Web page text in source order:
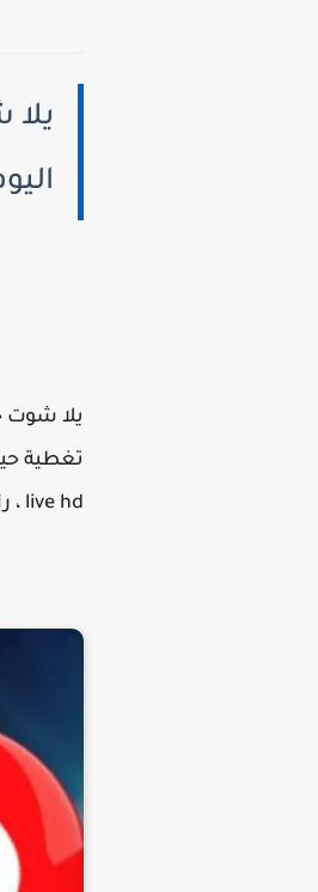
اليوم 10-10-2021 في تصفيات كأس
يلا شوت
live hd ، رابط مباراة تونس و موريتانيا Yalla shoot حصري بث مباشر مشاهدة مباراة تونس و موريتانيا في تصفيات كأس العالم .